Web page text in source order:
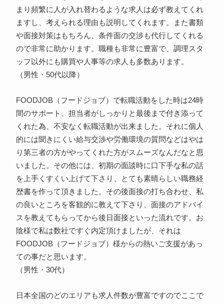
まり頻繁に人が入れ替わるような求人は必ず教えてくれ
ますし、考えられる理由も説明してくれます。また書類
や面接対策はもちろん、条件面の交渉も代行してくれる
ので非常に助かります。職種も非常に豊富で、調理スタ
ッフ以外にも購買や人事等の求人も多数あります。
（男性・50代以降）
FOODJOB（フードジョブ）で転職活動をした時は24時
間のサポート、担当者がしっかりと最後まで付き添って
くれた為、不安なく転職活動が出来ました。それに個人
的には聞きにくい給与交渉や労働環境の質問などはやは
り第三者の方がやってくれた方がスムーズなんだなと思
いました。その他には、初期の面談時に口下手な私の話
を上手くすくい上げて下さり、とても素晴らしい職務経
歴書を作って頂きました。その後面接の打ち合わせ、私
の良いところを客観的に教えて下さり、面接のアドバイ
スを教えてもらってから後日面接といった流れです。お
陰様で私は数社ですぐ内定頂けましたが、それは
FOODJOB（フードジョブ）様からの熱いご支援があっ
ての事だと思います。
（男性・30代）
日本全国のどのエリアも求人件数が豊富ですのでここで